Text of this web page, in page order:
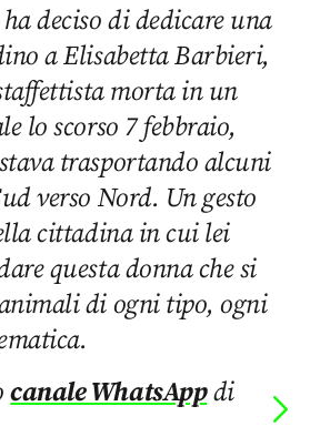
deciso di dedicare una
a Elisabetta Barbieri,
morta in un
lo scorso 7 febbraio,
trasportando alcuni
verso Nord. Un gesto
cittadina in cui lei
questa donna che si
di ogni tipo, ogni
canale WhatsAppdi